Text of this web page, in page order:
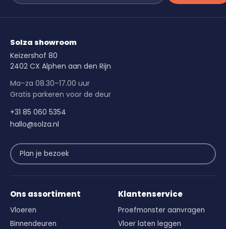
Solza showroom
Keizershof 80
2402 CX Alphen aan den Rijn
Ma–za 08.30–17.00 uur
Gratis parkeren voor de deur
+31 85 060 5354
hallo@solza.nl
Plan je bezoek
Ons assortiment
Vloeren
Binnendeuren
Klantenservice
Proefmonster aanvragen
Vloer laten leggen